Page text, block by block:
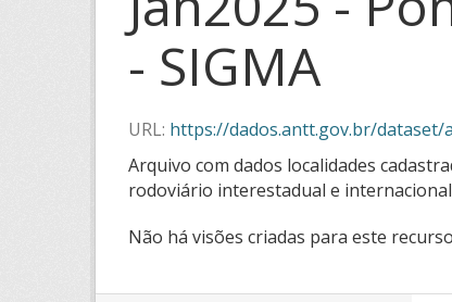
- SIGMA
URL: https://dados.antt.gov.br/dataset/a8729428-
Arquivo com dados localidades
rodoviário interestadual e
Não há visões criadas para este